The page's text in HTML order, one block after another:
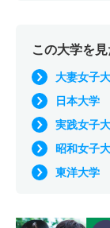
この大学を
大妻女子
日本大学
実践女子
昭和女子
東洋大学